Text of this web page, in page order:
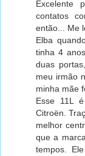
Excelente
contatos
então... Me
Elba
tinha 4
duas
meu irmão
minha mãe
Esse 11L
Citroën.
melhor
que a
tempos.